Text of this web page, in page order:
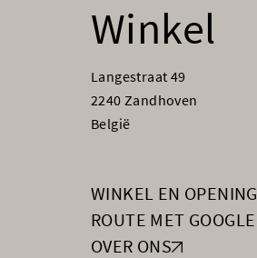
Winkel
Langestraat 49
2240 Zandhoven
België
WINKEL EN
ROUTE MET
OVER ONS